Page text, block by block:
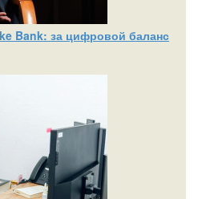
Bank: за цифровой баланс